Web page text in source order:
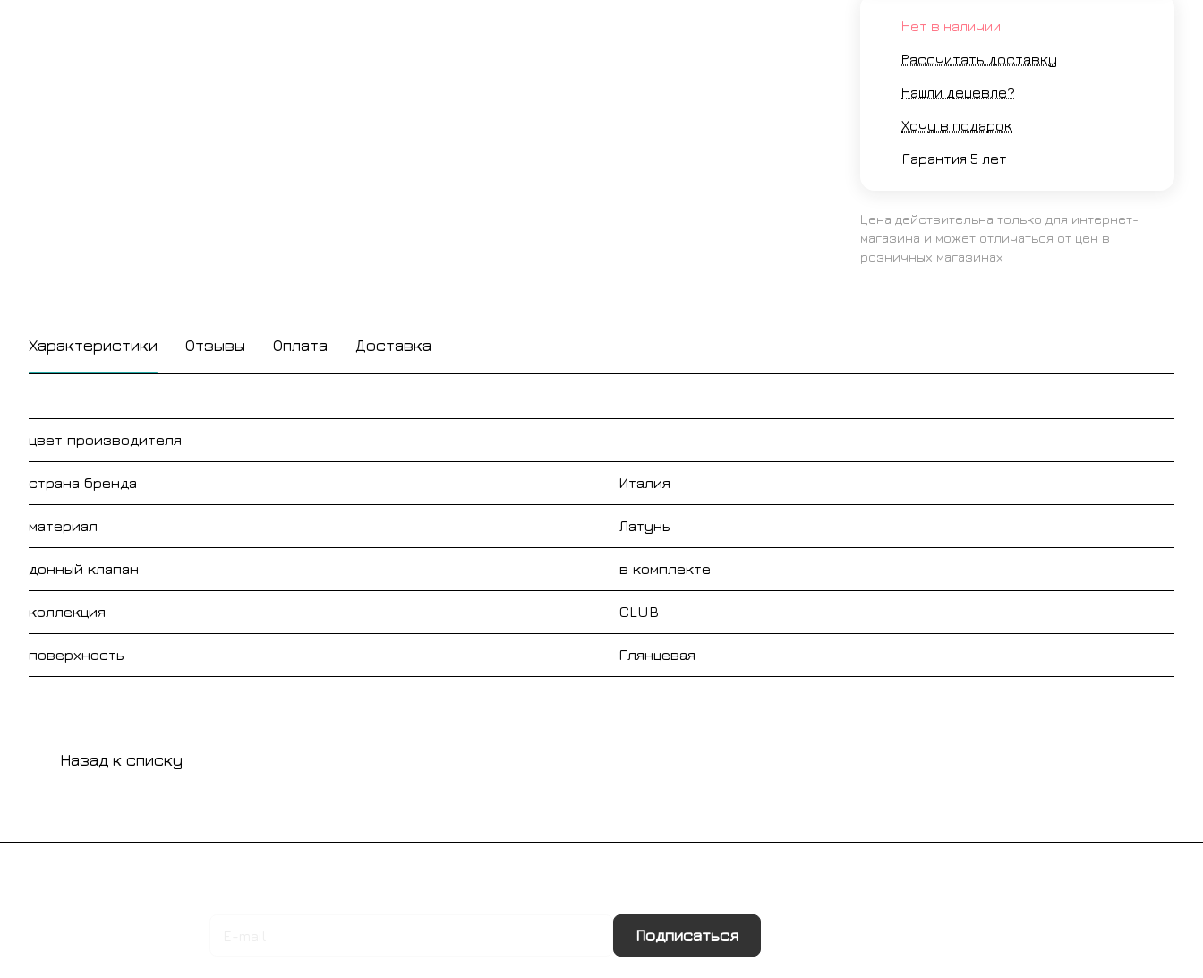
Нет в наличии
Рассчитать доставку
Нашли дешевле?
Хочу в подарок
Гарантия 5 лет
Цена действительна только для интернет-
магазина и может отличаться от цен в
розничных магазинах
Характеристики Отзывы Оплата Доставка
цвет производителя
страна бренда Италия
материал Латунь
донный клапан в комплекте
коллекция CLUB
поверхность Глянцевая
Назад к списку
Подписаться